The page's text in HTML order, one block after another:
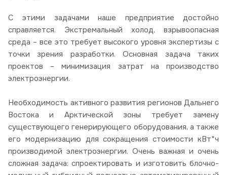
С этими задачами наше предприятие достойно
справляется. Экстремальный холод, взрывоопасная
среда – все это требует высокого уровня экспертизы с
точки зрения разработки. Основная задача таких
проектов – минимизация затрат на производство
электроэнергии.
Необходимость активного развития регионов Дальнего
Востока и Арктической зоны требует замену
существующего генерирующего оборудования, а также
его модернизацию для сокращения стоимости кВт*ч
производимой электроэнергии. Очень важная и очень
сложная задача: спроектировать и изготовить блочно-